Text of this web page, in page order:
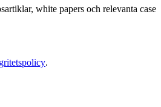
white papers och relevanta case
.